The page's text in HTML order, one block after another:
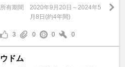
所有期間
2020年9月20日～2024年5
月8日(約4年間)
3 0 0 0
ウドム